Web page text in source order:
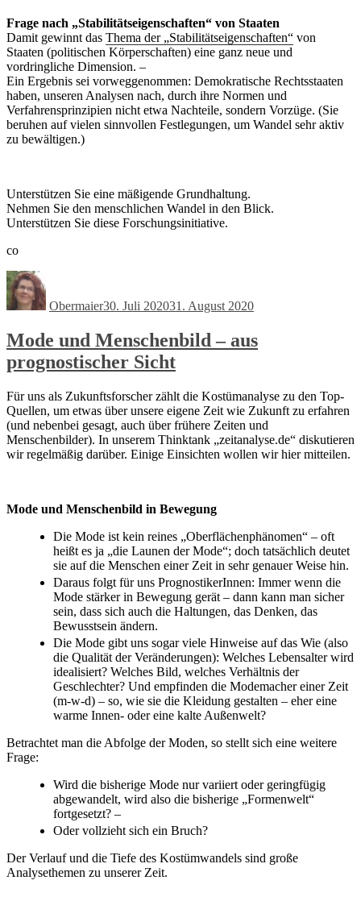
Frage nach „Stabilitätseigenschaften“ von Staaten
Damit gewinnt das Thema der „Stabilitätseigenschaften“ von
Staaten (politischen Körperschaften) eine ganz neue und
vordringliche Dimension. –
Ein Ergebnis sei vorweggenommen: Demokratische Rechtsstaaten
haben, unseren Analysen nach, durch ihre Normen und
Verfahrensprinzipien nicht etwa Nachteile, sondern Vorzüge. (Sie
beruhen auf vielen sinnvollen Festlegungen, um Wandel sehr aktiv
zu bewältigen.)
Unterstützen Sie eine mäßigende Grundhaltung.
Nehmen Sie den menschlichen Wandel in den Blick.
Unterstützen Sie diese Forschungsinitiative.
co
Obermaier30. Juli 202031. August 2020
Mode und Menschenbild – aus
prognostischer Sicht
Für uns als Zukunftsforscher zählt die Kostümanalyse zu den Top-
Quellen, um etwas über unsere eigene Zeit wie Zukunft zu erfahren
(und nebenbei gesagt, auch über frühere Zeiten und
Menschenbilder). In unserem Thinktank „zeitanalyse.de“ diskutieren
wir regelmäßig darüber. Einige Einsichten wollen wir hier mitteilen.
Mode und Menschenbild in Bewegung
Die Mode ist kein reines „Oberflächenphänomen“ – oft
heißt es ja „die Launen der Mode“; doch tatsächlich deutet
sie auf die Menschen einer Zeit in sehr genauer Weise hin.
Daraus folgt für uns PrognostikerInnen: Immer wenn die
Mode stärker in Bewegung gerät – dann kann man sicher
sein, dass sich auch die Haltungen, das Denken, das
Bewusstsein ändern.
Die Mode gibt uns sogar viele Hinweise auf das Wie (also
die Qualität der Veränderungen): Welches Lebensalter wird
idealisiert? Welches Bild, welches Verhältnis der
Geschlechter? Und empfinden die Modemacher einer Zeit
(m-w-d) – so, wie sie die Kleidung gestalten – eher eine
warme Innen- oder eine kalte Außenwelt?
Betrachtet man die Abfolge der Moden, so stellt sich eine weitere
Frage:
Wird die bisherige Mode nur variiert oder geringfügig
abgewandelt, wird also die bisherige „Formenwelt“
fortgesetzt? –
Oder vollzieht sich ein Bruch?
Der Verlauf und die Tiefe des Kostümwandels sind große
Analysethemen zu unserer Zeit.